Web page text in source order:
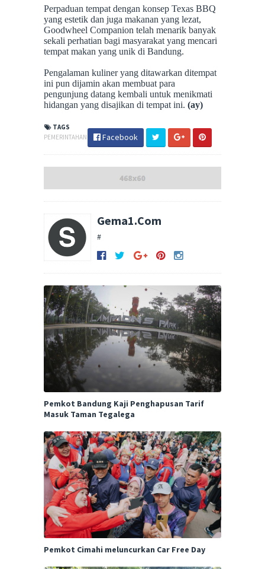
Perpaduan tempat dengan konsep Texas BBQ
yang estetik dan juga makanan yang lezat,
Goodwheel Companion telah menarik banyak
sekali perhatian bagi masyarakat yang mencari
tempat makan yang unik di Bandung.
Pengalaman kuliner yang ditawarkan ditempat
ini pun dijamin akan membuat para
pengunjung datang kembali untuk menikmati
hidangan yang disajikan di tempat ini. (ay)
TAGS
PEMERINTAHAN
Facebook
Gema1.Com
#
Pemkot Bandung Kaji Penghapusan Tarif
Masuk Taman Tegalega
Pemkot Cimahi meluncurkan Car Free Day